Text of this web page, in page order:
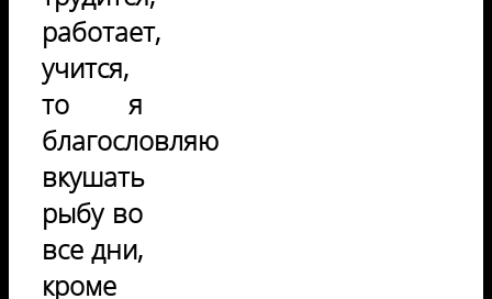
работает,
учится,
то я
благословляю
вкушать
рыбу во
все дни,
кроме